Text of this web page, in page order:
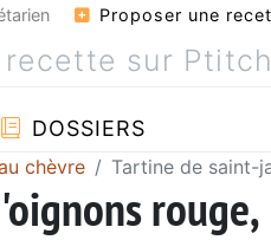
Proposer une
DOSSIERS
chèvre Tartine de saint-
rouge,